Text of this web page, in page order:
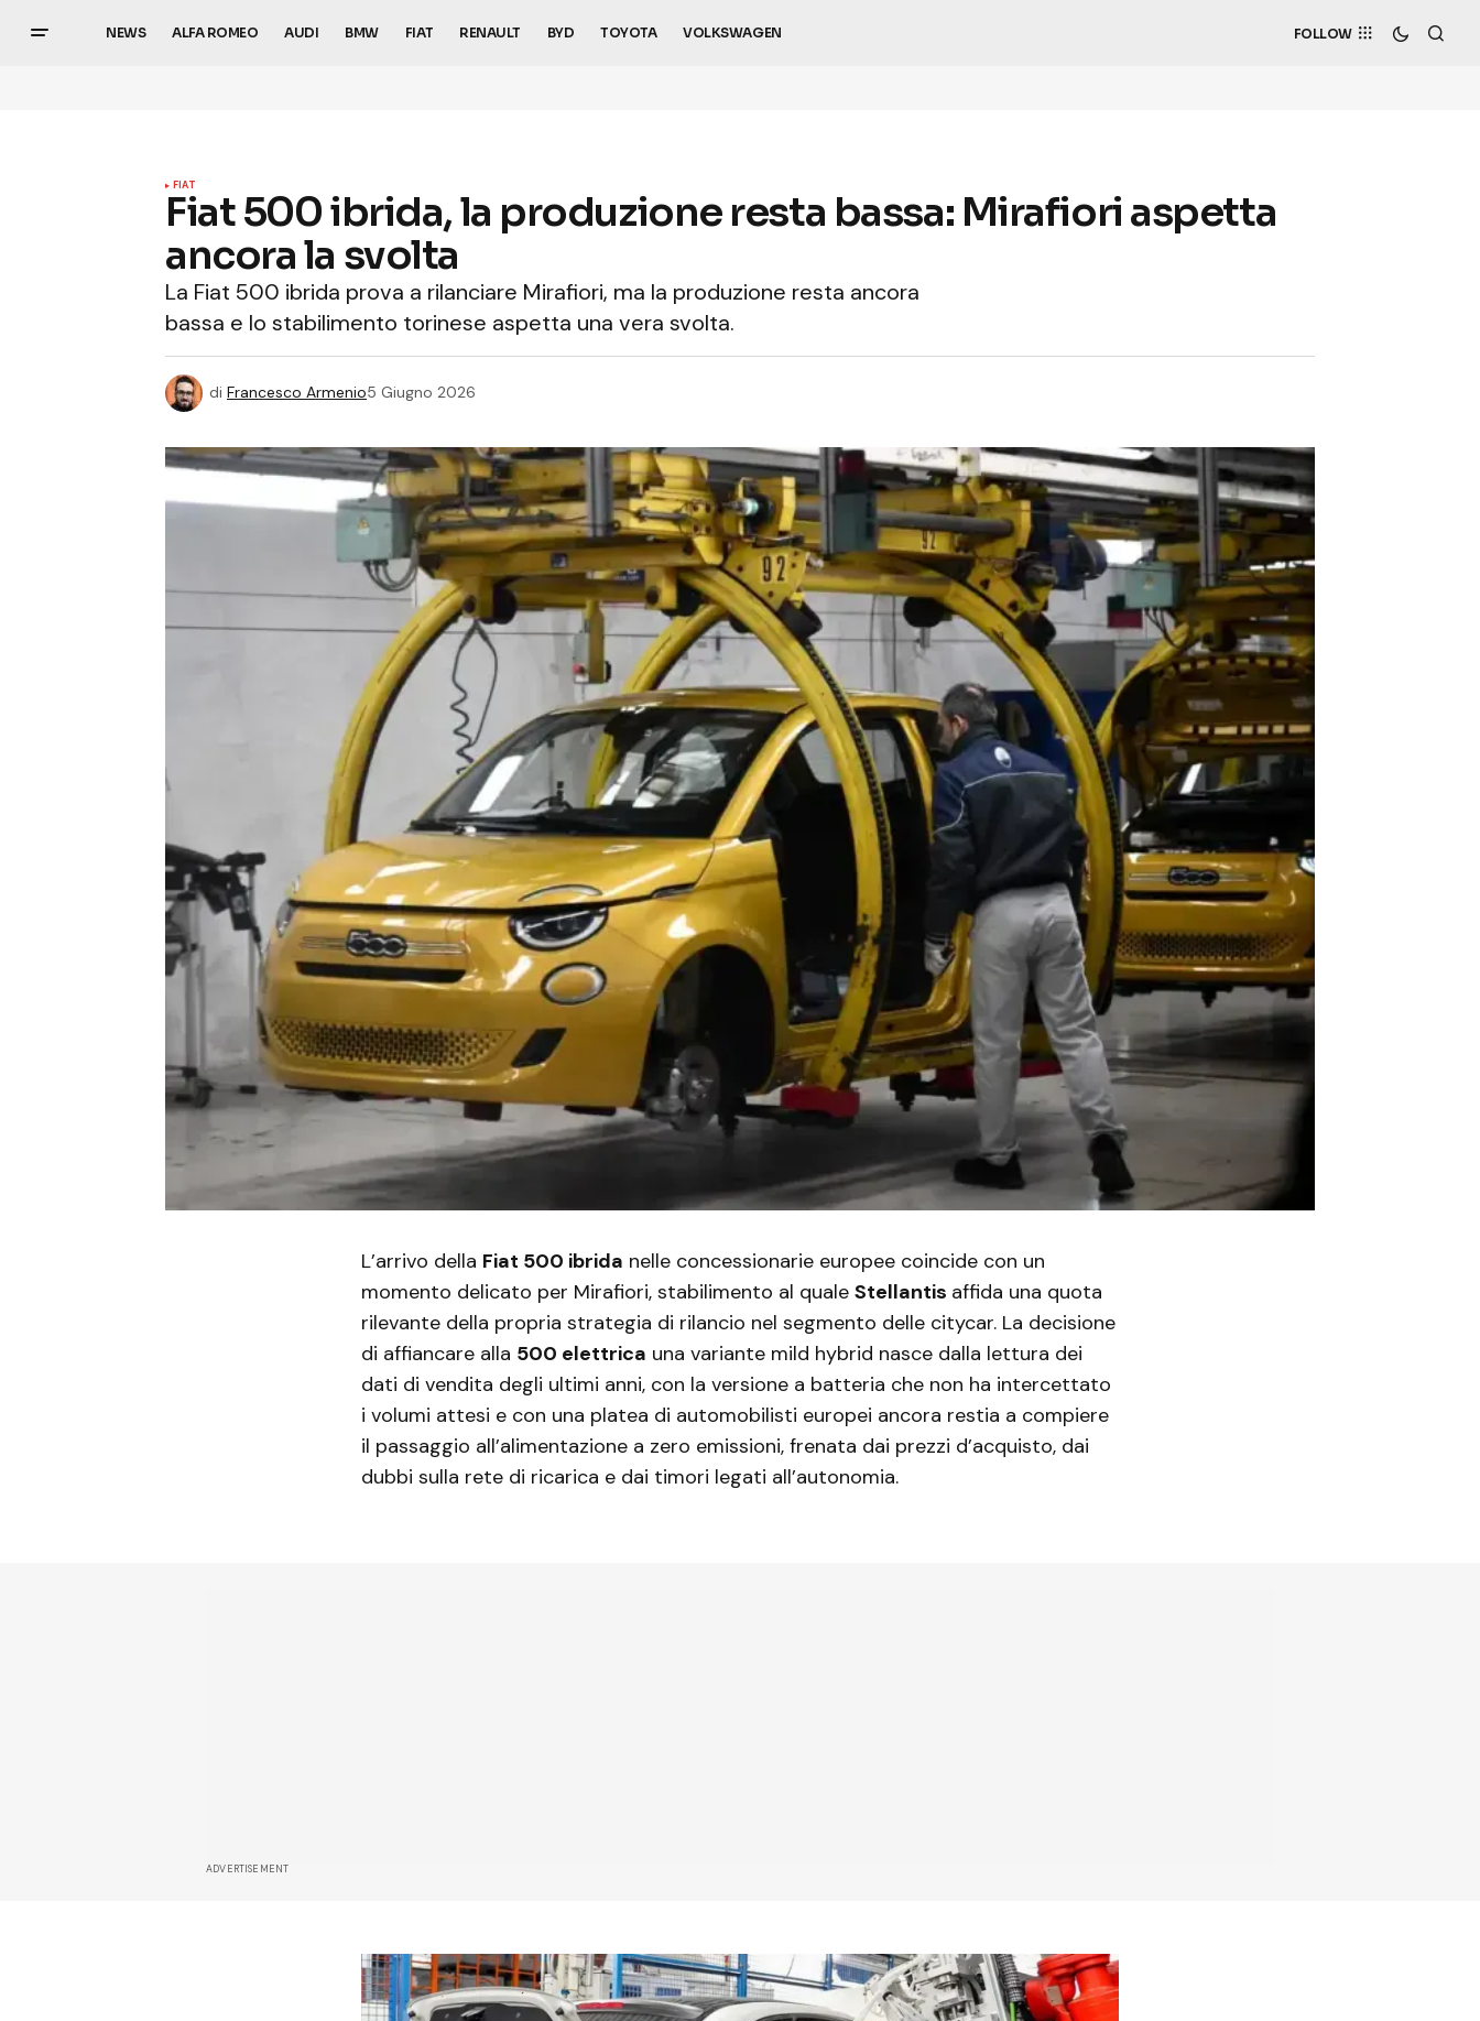
NEWS ALFA ROMEO AUDI BMW FIAT RENAULT BYD TOYOTA VOLKSWAGEN FOLLOW
FIAT
Fiat 500 ibrida, la produzione resta bassa: Mirafiori aspetta
ancora la svolta
La Fiat 500 ibrida prova a rilanciare Mirafiori, ma la produzione resta ancora
bassa e lo stabilimento torinese aspetta una vera svolta.
di Francesco Armenio5 Giugno 2026
L’arrivo della Fiat 500 ibrida nelle concessionarie europee coincide con un
momento delicato per Mirafiori, stabilimento al quale Stellantis affida una quota
rilevante della propria strategia di rilancio nel segmento delle citycar. La decisione
di affiancare alla 500 elettrica una variante mild hybrid nasce dalla lettura dei
dati di vendita degli ultimi anni, con la versione a batteria che non ha intercettato
i volumi attesi e con una platea di automobilisti europei ancora restia a compiere
il passaggio all’alimentazione a zero emissioni, frenata dai prezzi d’acquisto, dai
dubbi sulla rete di ricarica e dai timori legati all’autonomia.
ADVERTISEMENT